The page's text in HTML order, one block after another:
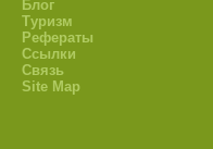
Блог
Туризм
Рефераты
Ссылки
Связь
Site Map